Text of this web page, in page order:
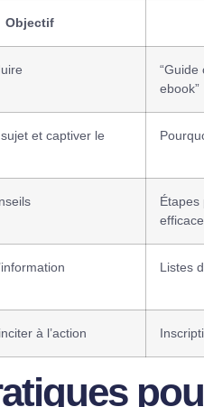
Objectif
ebook”
et captiver le
Étapes
efficace
Listes
à l’action